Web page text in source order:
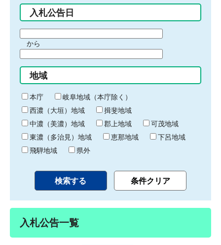
入札公告日
間
始
り
から
間
終
わ
り
地域
本庁
岐阜地域（本庁除く）
西濃（大垣）地域
揖斐地域
中濃（美濃）地域
郡上地域
可茂地域
東濃（多治見）地域
恵那地域
下呂地域
飛騨地域
県外
入札公告一覧